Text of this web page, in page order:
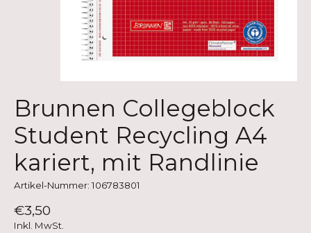
Brunnen Collegeblock
Student Recycling A4
kariert, mit Randlinie
Artikel-Nummer: 106783801
€3,50
Inkl. MwSt.